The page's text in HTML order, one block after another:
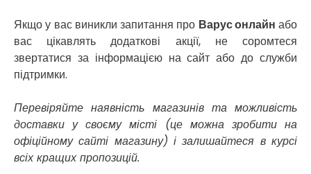
Якщо у вас виникли запитання про Варус онлайн або
вас цікавлять додаткові акції, не соромтеся
звертатися за інформацією на сайт або до служби
підтримки.
Перевіряйте наявність магазинів та можливість
доставки у своєму місті (це можна зробити на
офіційному сайті магазину) і залишайтеся в курсі
всіх кращих пропозицій.
Святопетрівське
Тальне
Тарасівка
Тернопіль
Тернівка
Трускавець
Тульчин
Українка
Умань
Ужгород